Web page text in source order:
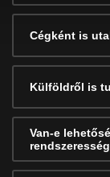
Cégként is
Külföldről is
Van-e